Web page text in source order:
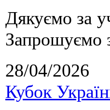
Дякуємо за
Запрошуємо
28/04/2026
Кубок